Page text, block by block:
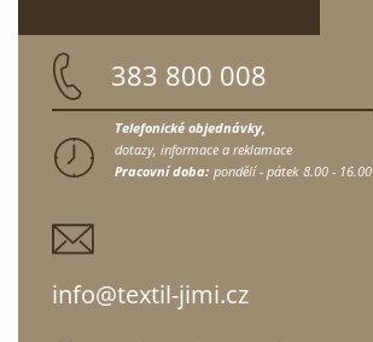
383 800 008
Telefonické objednávky,
dotazy, informace a reklamace
Pracovní doba: pondělí - pátek 8.00 - 16.00
info@textil-jimi.cz